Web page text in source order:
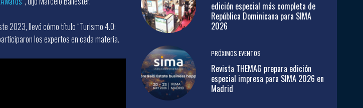
2023, llevó cómo título “Turismo 4.0:
los expertos en cada materia.
edición especial más completa de
República Dominicana para SIMA
2026
PRÓXIMOS EVENTOS
Revista THEMAG prepara edición
especial impresa para SIMA 2026 en
Madrid